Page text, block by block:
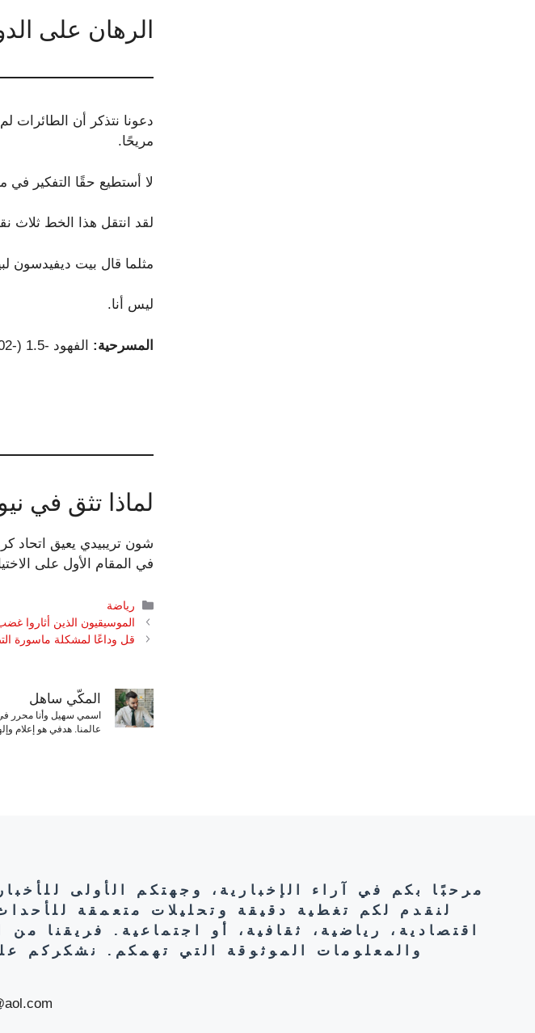
الرهان على
دعونا نتذكر أن الطائرات
مريحًا.
لا أستطيع حقًا التفكير في
لقد انتقل هذا الخط ثلاث
مثلما قال بيت ديفيدسون لبيل بور في
ليس أنا.
المسرحية: الفهود -1.5 (-102 في DraftKings)
لماذا تثق في
في المقام الأول على
التصنيفات
رياضة
الموسيقيون الذين أثاروا
قل وداعًا لمشكلة ماسورة
المكّي ساهل
اسمي سهيل وأنا محرر
عالمنا. هدفي هو إعلام
مرحبًا بكم في آراء الإخبارية، وجهتكم الأولى
لنقدم لكم تغطية دقيقة وتحليلات متعمقة
اقتصادية، رياضية، ثقافية، أو اجتماعية. فريقنا
والمعلومات الموثوقة التي تهمكم. نشكركم